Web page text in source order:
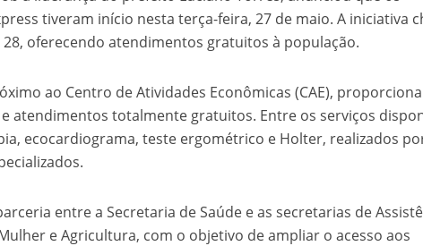
tiveram início nesta terça-feira, 27 de maio. A iniciativa
oferecendo atendimentos gratuitos à população.
ao Centro de Atividades Econômicas (CAE),
atendimentos totalmente gratuitos. Entre os serviços
ecocardiograma, teste ergométrico e Holter, realizados
entre a Secretaria de Saúde e as secretarias de
e Agricultura, com o objetivo de ampliar o acesso aos